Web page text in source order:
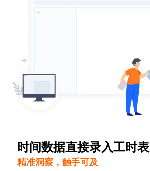
时间数据直接录入工时表
精准洞察，触手可及